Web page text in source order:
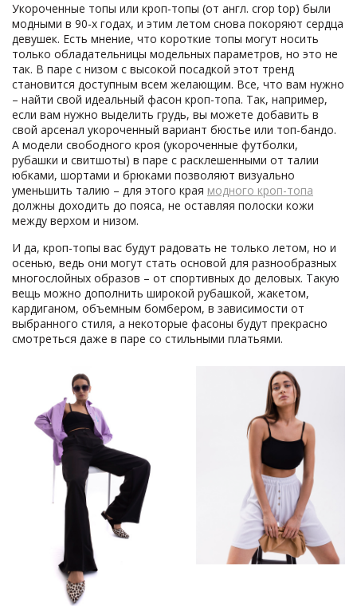
Укороченные топы или кроп-топы (от англ. crop top) были
модными в 90-х годах, и этим летом снова покоряют сердца
девушек. Есть мнение, что короткие топы могут носить
только обладательницы модельных параметров, но это не
так. В паре с низом с высокой посадкой этот тренд
становится доступным всем желающим. Все, что вам нужно
– найти свой идеальный фасон кроп-топа. Так, например,
если вам нужно выделить грудь, вы можете добавить в
свой арсенал укороченный вариант бюстье или топ-бандо.
А модели свободного кроя (укороченные футболки,
рубашки и свитшоты) в паре с расклешенными от талии
юбками, шортами и брюками позволяют визуально
уменьшить талию – для этого края модного кроп-топа
должны доходить до пояса, не оставляя полоски кожи
между верхом и низом.
И да, кроп-топы вас будут радовать не только летом, но и
осенью, ведь они могут стать основой для разнообразных
многослойных образов – от спортивных до деловых. Такую
вещь можно дополнить широкой рубашкой, жакетом,
кардиганом, объемным бомбером, в зависимости от
выбранного стиля, а некоторые фасоны будут прекрасно
смотреться даже в паре со стильными платьями.